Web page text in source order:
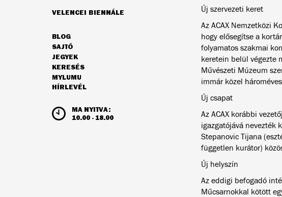
VELENCEI BIENNÁLE
MÁSODLAGOS
NAVIGÁCIÓ
BLOG
SAJTÓ
JEGYEK
KERESÉS
MYLUMU
HÍRLEVÉL
MA NYITVA:
10.00 - 18.00
NYITVATARTÁS ÉS JEGYÁRAK
Új szervezeti keret
Az ACAX Nemzetközi
hogy elősegítse a
folyamatos szakmai
keretein belül végezte
Művészeti Múzeum
immár közel
Új csapat
Az ACAX korábbi
igazgatójává nevezték
Stepanovic Tijana
független kurátor)
Új helyszín
Az eddigi befogadó
Műcsarnokkal kötött